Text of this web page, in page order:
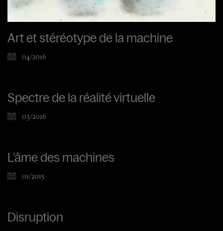
Art et stéréotype de la machine
04/2016
Spectre de la réalité virtuelle
03/2016
L’âme des machines
01/2015
Disruption